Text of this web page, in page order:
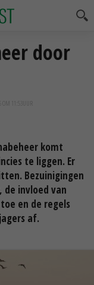
door
OM 11:53
komt
te liggen. Er
Bezuinigingen
de invloed van
en de regels
af.